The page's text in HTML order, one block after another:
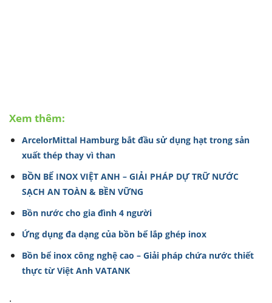
Xem thêm:
ArcelorMittal Hamburg bắt đầu sử dụng hạt trong sản
xuất thép thay vì than
BỒN BỂ INOX VIỆT ANH – GIẢI PHÁP DỰ TRỮ NƯỚC
SẠCH AN TOÀN & BỀN VỮNG
Bồn nước cho gia đình 4 người
Ứng dụng đa dạng của bồn bể lắp ghép inox
Bồn bể inox công nghệ cao – Giải pháp chứa nước thiết
thực từ Việt Anh VATANK
.